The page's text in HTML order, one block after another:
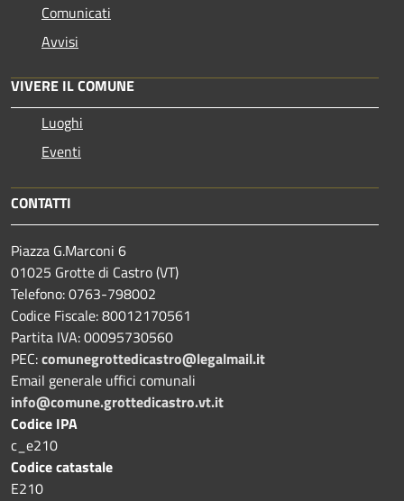
Comunicati
Avvisi
VIVERE IL COMUNE
Luoghi
Eventi
CONTATTI
Piazza G.Marconi 6
01025 Grotte di Castro (VT)
Telefono: 0763-798002
Codice Fiscale: 80012170561
Partita IVA: 00095730560
PEC:comunegrottedicastro@legalmail.it
Email generale uffici comunali
info@comune.grottedicastro.vt.it
Codice IPA
c_e210
Codice catastale
E210